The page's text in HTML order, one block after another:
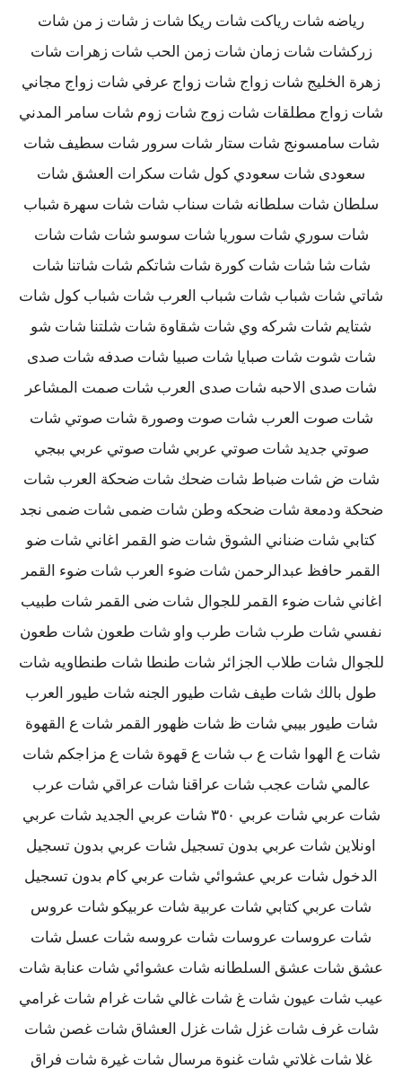
رياضه شات رياكت شات ريكا شات ز شات ز من شات
زركشات شات زمان شات زمن الحب شات زهرات شات
زهرة الخليج شات زواج شات زواج عرفي شات زواج مجاني
شات زواج مطلقات شات زوج شات زوم شات سامر المدني
شات سامسونج شات ستار شات سرور شات سطيف شات
سعودى شات سعودي كول شات سكرات العشق شات
سلطان شات سلطانه شات سناب شات شات سهرة شباب
شات سوري شات سوريا شات سوسو شات شات شات
شات شا شات شات كورة شات شاتكم شات شاتنا شات
شاتي شات شباب شات شباب العرب شات شباب كول شات
شتايم شات شركه وي شات شقاوة شات شلتنا شات شو
شات شوت شات صبايا شات صبيا شات صدفه شات صدى
شات صدى الاحبه شات صدى العرب شات صمت المشاعر
شات صوت العرب شات صوت وصورة شات صوتي شات
صوتي جديد شات صوتي عربي شات صوتي عربي ببجي
شات ض شات ضباط شات ضحك شات ضحكة العرب شات
ضحكة ودمعة شات ضحكه وطن شات ضمى شات ضمى نجد
كتابي شات ضناني الشوق شات ضو القمر اغاني شات ضو
القمر حافظ عبدالرحمن شات ضوء العرب شات ضوء القمر
اغاني شات ضوء القمر للجوال شات ضى القمر شات طبيب
نفسي شات طرب شات طرب واو شات طعون شات طعون
للجوال شات طلاب الجزائر شات طنطا شات طنطاويه شات
طول بالك شات طيف شات طيور الجنه شات طيور العرب
شات طيور بيبي شات ظ شات ظهور القمر شات ع القهوة
شات ع الهوا شات ع ب شات ع قهوة شات ع مزاجكم شات
عالمي شات عجب شات عراقنا شات عراقي شات عرب
شات عربي شات عربي ٣٥٠ شات عربي الجديد شات عربي
اونلاين شات عربي بدون تسجيل شات عربي بدون تسجيل
الدخول شات عربي عشوائي شات عربي كام بدون تسجيل
شات عربي كتابي شات عربية شات عربيكو شات عروس
شات عروسات عروسات شات عروسه شات عسل شات
عشق شات عشق السلطانه شات عشوائي شات عنابة شات
عيب شات عيون شات غ شات غالي شات غرام شات غرامي
شات غرف شات غزل شات غزل العشاق شات غصن شات
غلا شات غلاتي شات غنوة مرسال شات غيرة شات فراق